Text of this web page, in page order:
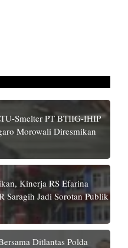
Smelter PT BTIIG-IHIP
Morowali Diresmikan
Kinerja RS Efarina
Saragih Jadi Sorotan Publik
Ditlantas Polda